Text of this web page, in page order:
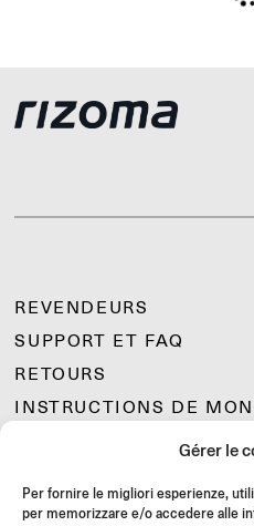
Gérer le
Per fornire le migliori esperienze,
per memorizzare e/o accedere alle
REVENDEURS
SUPPORT ET FAQ
RETOURS
INSTRUCTIONS DE
JOIN US